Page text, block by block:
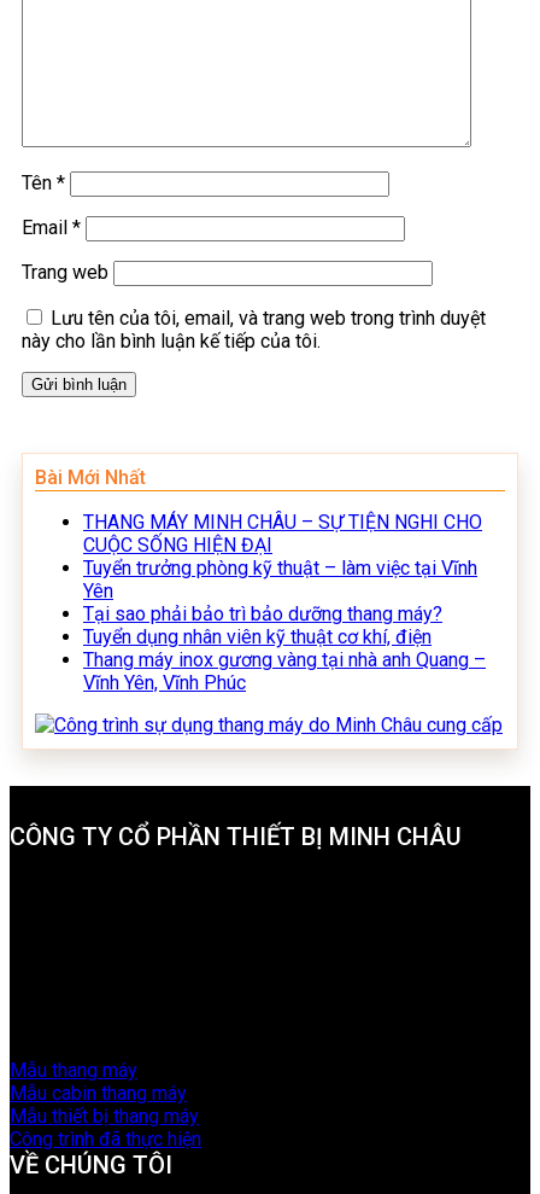
Tên *
Email *
Trang web
Lưu tên của tôi, email, và trang web trong trình duyệt
này cho lần bình luận kế tiếp của tôi.
Bài Mới Nhất
THANG MÁY MINH CHÂU – SỰ TIỆN NGHI CHO
CUỘC SỐNG HIỆN ĐẠI
Tuyển trưởng phòng kỹ thuật – làm việc tại Vĩnh
Yên
Tại sao phải bảo trì bảo dưỡng thang máy?
Tuyển dụng nhân viên kỹ thuật cơ khí, điện
Thang máy inox gương vàng tại nhà anh Quang –
Vĩnh Yên, Vĩnh Phúc
CÔNG TY CỔ PHẦN THIẾT BỊ MINH CHÂU
Mẫu thang máy
Mẫu cabin thang máy
Mẫu thiết bị thang máy
Công trình đã thực hiện
VỀ CHÚNG TÔI